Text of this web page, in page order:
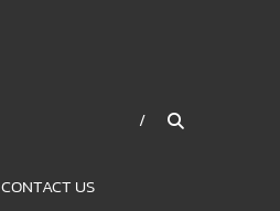
CONTACT US